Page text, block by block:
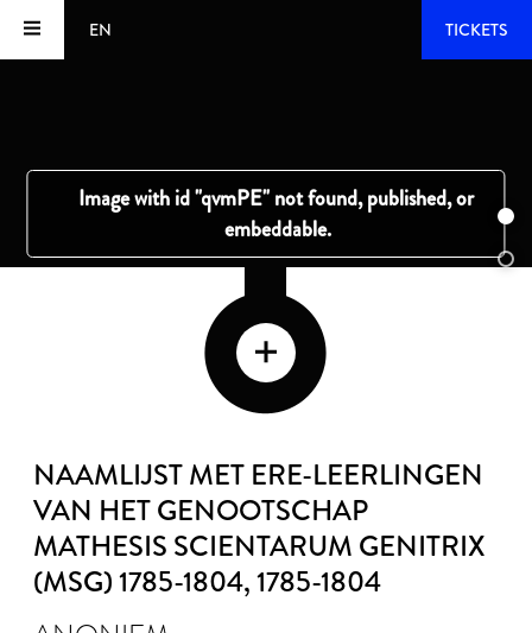
EN TICKETS
NAAMLIJST MET ERE-LEERLINGEN
VAN HET GENOOTSCHAP
MATHESIS SCIENTARUM GENITRIX
(MSG) 1785-1804, 1785-1804